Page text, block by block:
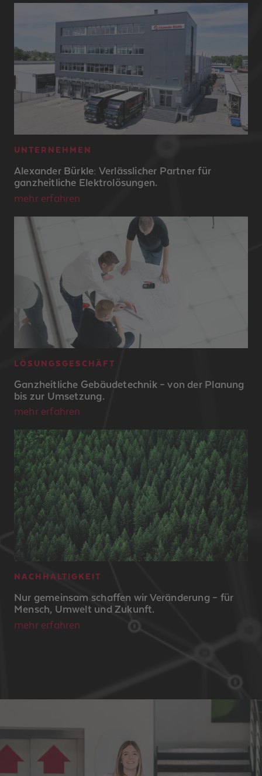
UNTERNEHMEN
Alexander Bürkle: Verlässlicher Partner für
ganzheitliche Elektrolösungen.
mehr erfahren
LÖSUNGSGESCHÄFT
Ganzheitliche Gebäudetechnik – von der Planung
bis zur Umsetzung.
mehr erfahren
NACHHALTIGKEIT
Nur gemeinsam schaffen wir Veränderung – für
Mensch, Umwelt und Zukunft.
mehr erfahren